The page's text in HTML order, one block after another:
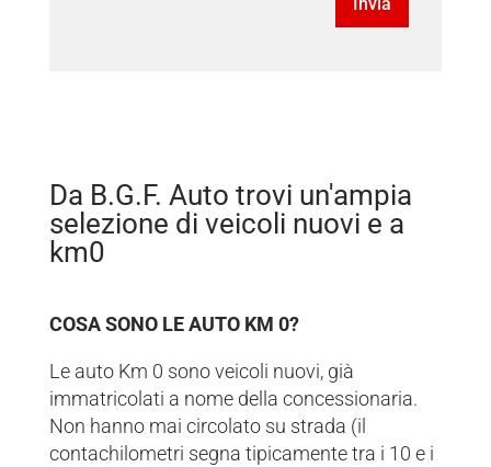
Da B.G.F. Auto trovi un'ampia
selezione di veicoli nuovi e a
km0
COSA SONO LE AUTO KM 0?
Le auto Km 0 sono veicoli nuovi, già
immatricolati a nome della concessionaria.
Non hanno mai circolato su strada (il
contachilometri segna tipicamente tra i 10 e i